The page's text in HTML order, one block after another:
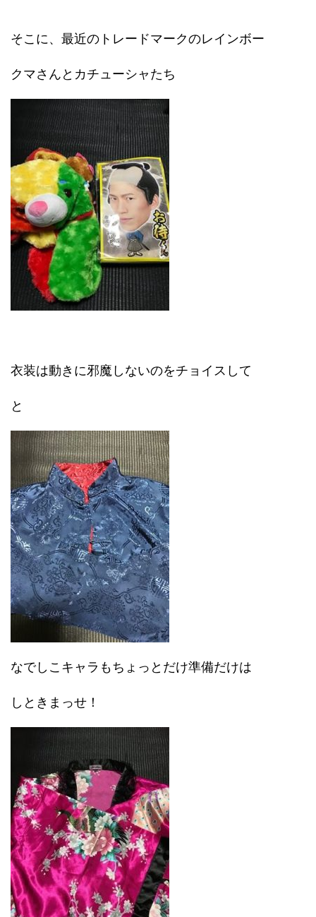
そこに、最近のトレードマークのレインボー
クマさんとカチューシャたち
衣装は動きに邪魔しないのをチョイスして
と
なでしこキャラもちょっとだけ準備だけは
しときまっせ！